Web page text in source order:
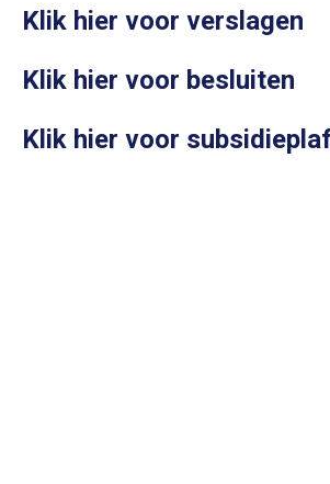
Klik hier voor verslagen
Klik hier voor besluiten
Klik hier voor